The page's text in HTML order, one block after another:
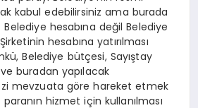
kabul edebilirsiniz ama burada
hesabına değil Belediye
hesabına yatırılması
Belediye bütçesi, Sayıştay
buradan yapılacak
mevzuata göre hareket etmek
hizmet için kullanılması